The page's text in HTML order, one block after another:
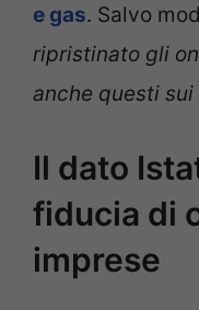
e gas. Salvo
ripristinato gli
anche questi sui
Il dato
fiducia di
imprese